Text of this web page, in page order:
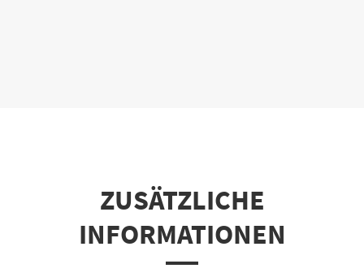
ZUSÄTZLICHE
INFORMATIONEN